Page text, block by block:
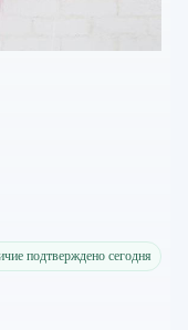
подтверждено сегодня